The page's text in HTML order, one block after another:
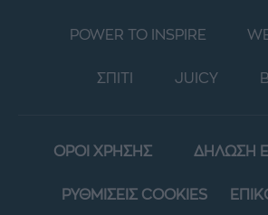
POWER TO INSPIRE
ΣΠΙΤΙ JUICY
ΟΡΟΙ ΧΡΗΣΗΣ ΔΗΛΩΣΗ
ΡΥΘΜΙΣΕΙΣ COOKIES